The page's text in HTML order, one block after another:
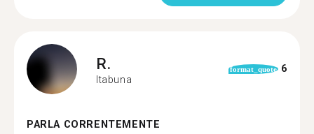
R.
Itabuna
format_quote 6
PARLA CORRENTEMENTE